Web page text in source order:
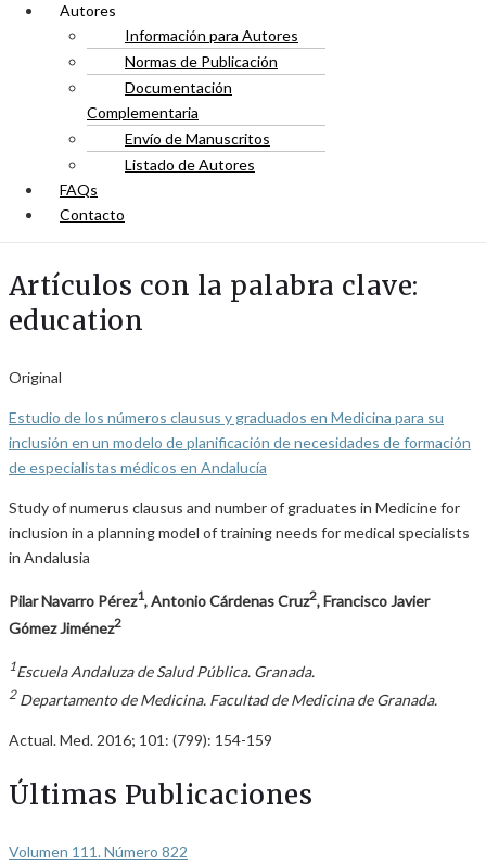
Autores
Información para Autores
Normas de Publicación
Documentación
Complementaria
Envío de Manuscritos
Listado de Autores
FAQs
Contacto
Artículos con la palabra clave:
education
Original
Estudio de los números clausus y graduados en Medicina para su
inclusión en un modelo de planificación de necesidades de formación
de especialistas médicos en Andalucía
Study of numerus clausus and number of graduates in Medicine for
inclusion in a planning model of training needs for medical specialists
in Andalusia
Pilar Navarro Pérez1, Antonio Cárdenas Cruz2, Francisco Javier
Gómez Jiménez2
1Escuela Andaluza de Salud Pública. Granada.
2Departamento de Medicina. Facultad de Medicina de Granada.
Actual. Med. 2016; 101: (799): 154-159
Últimas Publicaciones
Volumen 111. Número 822